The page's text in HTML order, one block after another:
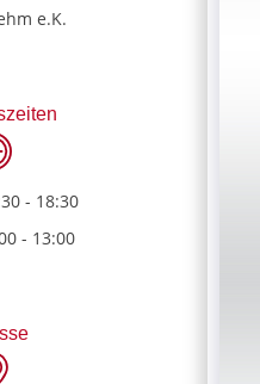
e.K.
- 18:30
- 13:00